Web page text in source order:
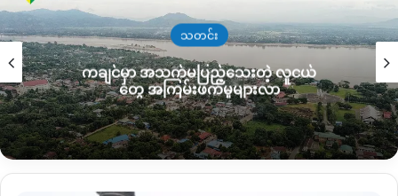
စစ်တပ်ရဲ့လေကြောင်းပစ်ခတ်မှုကြောင့်
ဘုန်းကြီးကျောင်းမှာရှိနေ
တဲ့ အရပ်သား ၁၇ ဦးသေဆုံးခဲ့ပြီး နောက်ထပ်ထိခိုက်ဒဏ်ရာရရှိသူ
တွေလည်း ရှိနေပြီး ထိခိုက်ဒဏ်ရာရသူတွေကိုလည်း
ဆေးကုခွင့်မရ
ဘဲပိတ်မိနေဆဲဖြစ်တယ်လို့ စစ်ဘေးရှောင်နေတဲ့နန့်သာကျေးရွာနေ
အမျိုးသားတစ်ဦးကပြောပါတယ်။
“စစ်သားတွေက ရွာသားတွေကို ဘုန်းကြီးကျောင်းထဲမှာ ခေါ်နေထား
တာလေး သူတို့(စစ်ကောင်စီစစ်သား)တွေ ကမသေပါဘူး လေလာဉ်
သတင်း
ကချင်မှာ အသက်မပြည့်သေးတဲ့ လူငယ်
တွေ အကြမ်းဖက်မှုများလာ